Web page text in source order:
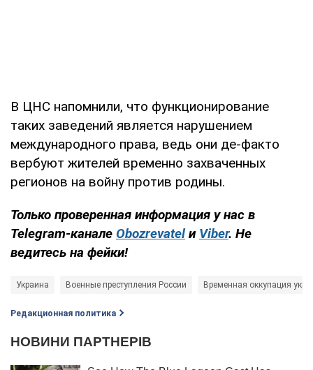
В ЦНС напомнили, что функционирование
таких заведений является нарушением
международного права, ведь они де-факто
вербуют жителей временно захваченных
регионов на войну против родины.
Только проверенная информация у нас в
Telegram-канале Obozrevatel и Viber. Не
ведитесь на фейки!
Украина Военные преступления России Временная оккупация
Редакционная политика